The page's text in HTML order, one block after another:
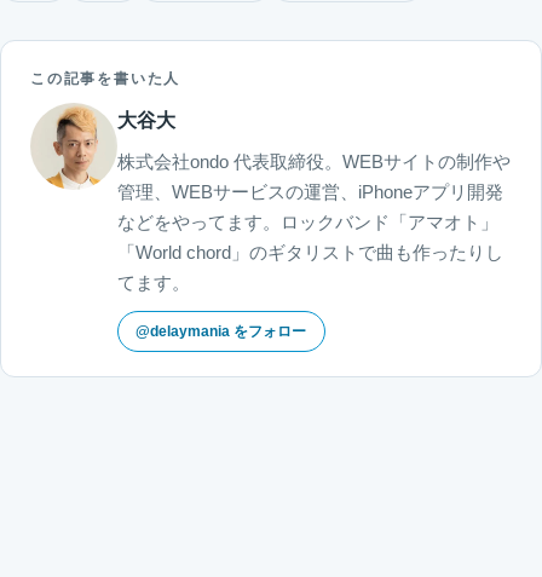
この記事を書いた人
大谷大
株式会社ondo 代表取締役。WEBサイトの制作や
管理、WEBサービスの運営、iPhoneアプリ開発
などをやってます。ロックバンド「アマオト」
「World chord」のギタリストで曲も作ったりし
てます。
@delaymania をフォロー